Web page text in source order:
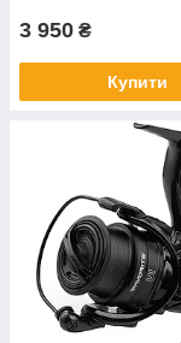
3 950 ₴
Купити